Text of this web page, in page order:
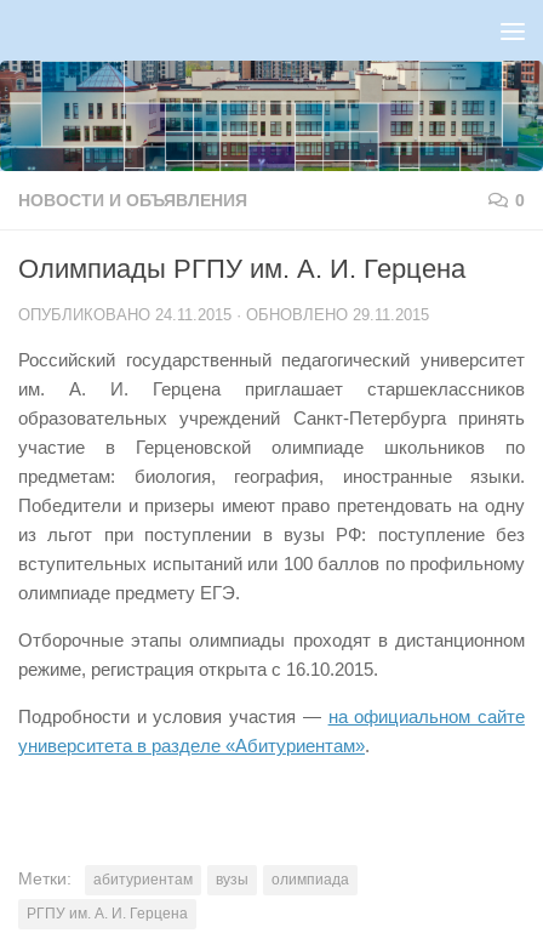
НОВОСТИ И ОБЪЯВЛЕНИЯ 0
Олимпиады РГПУ им. А. И. Герцена
ОПУБЛИКОВАНО 24.11.2015 · ОБНОВЛЕНО 29.11.2015
Российский государственный педагогический университет
им. А. И. Герцена приглашает старшеклассников
образовательных учреждений Санкт-Петербурга принять
участие в Герценовской олимпиаде школьников по
предметам: биология, география, иностранные языки.
Победители и призеры имеют право претендовать на одну
из льгот при поступлении в вузы РФ: поступление без
вступительных испытаний или 100 баллов по профильному
олимпиаде предмету ЕГЭ.
Отборочные этапы олимпиады проходят в дистанционном
режиме, регистрация открыта с 16.10.2015.
Подробности и условия участия — на официальном сайте
университета в разделе «Абитуриентам».
Метки: абитуриентам вузы
олимпиада
РГПУ им. А. И. Герцена